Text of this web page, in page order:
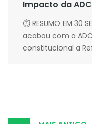
Impacto da
⏱ RESUMO EM 30
acabou com a
constitucional a